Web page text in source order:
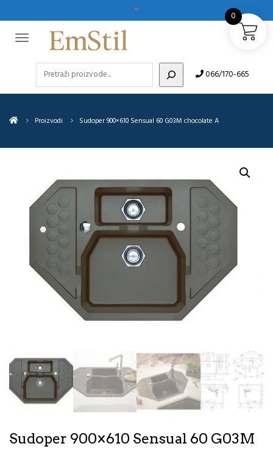
066/170-665
Proizvodi Sudoper 900×610 Sensual 60 G03M chocolate A
Sudoper 900×610 Sensual 60 G03M
0